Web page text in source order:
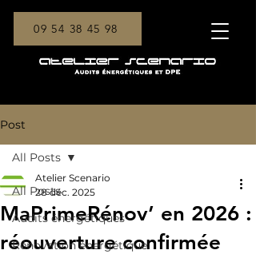
09 54 38 45 98
Post
All Posts
Audits énergétiques
Rénovation énergétique
All Posts
MaPrimeRénov’ en 2026 :
réouverture confirmée
Atelier Scenario
28 déc. 2025